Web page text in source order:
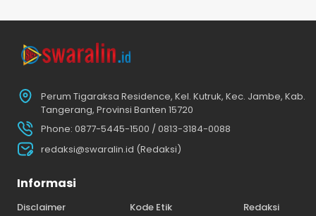
Perum Tigaraksa Residence, Kel. Kutruk, Kec. Jambe, Kab.
Tangerang, Provinsi Banten 15720
Phone: 0877-5445-1500 / 0813-3184-0088
redaksi@swaralin.id (Redaksi)
Informasi
Disclaimer Kode Etik
Redaksi